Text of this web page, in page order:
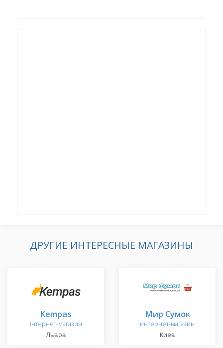
ДРУГИЕ ИНТЕРЕСНЫЕ МАГАЗИНЫ
Kempas
інтернет-магазин
Львов
Мир Сумок
интернет-магазин
Киев